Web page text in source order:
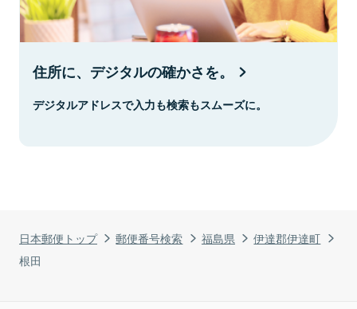
日本郵便トップ 郵便番号検索 福島県
伊達郡伊達町
根田
住所に、デジタルの確かさを。
デジタルアドレスで入力も検索もスムーズに。